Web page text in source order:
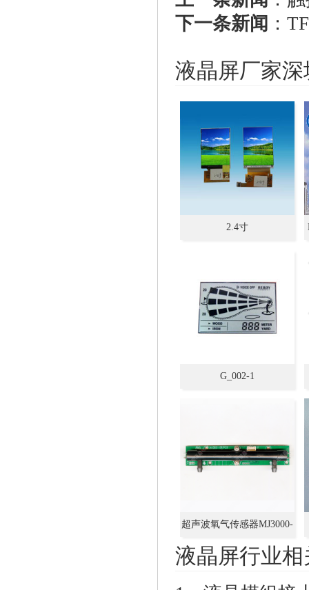
下一条新闻 ：
液晶屏厂家
2.4寸
G_002-1
超声波氧气传感器MJ3000-
05
液晶屏行业